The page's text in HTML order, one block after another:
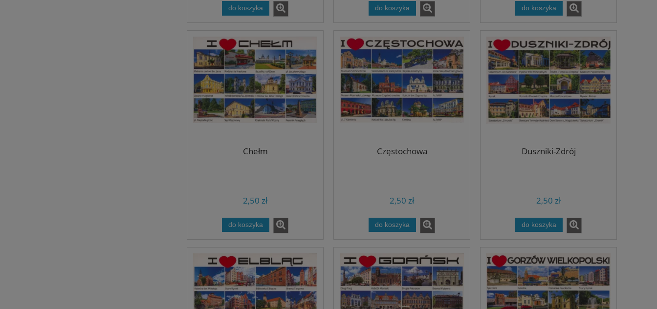
do koszyka do koszyka do koszyka
Chełm
2,50 zł
do koszyka
Częstochowa
2,50 zł
do koszyka
Duszniki-Zdrój
2,50 zł
do koszyka